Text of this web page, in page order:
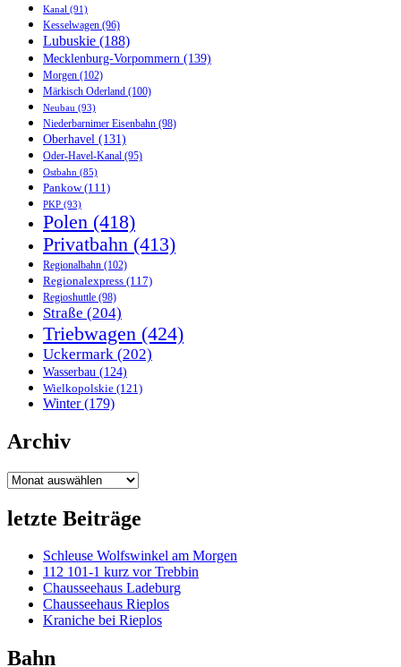
Kanal (91)
Kesselwagen (96)
Lubuskie (188)
Mecklenburg-Vorpommern (139)
Morgen (102)
Märkisch Oderland (100)
Neubau (93)
Niederbarnimer Eisenbahn (98)
Oberhavel (131)
Oder-Havel-Kanal (95)
Ostbahn (85)
Pankow(111)
PKP (93)
Polen (418)
Privatbahn (413)
Regionalbahn (102)
Regionalexpress (117)
Regioshuttle (98)
Straße (204)
Triebwagen (424)
Uckermark (202)
Wasserbau (124)
Wielkopolskie (121)
Winter(179)
Archiv
Archiv
letzte Beiträge
Schleuse Wolfswinkel am Morgen
112 101-1 kurz vor Trebbin
Chausseehaus Ladeburg
Chausseehaus Rieplos
Kraniche bei Rieplos
Bahn